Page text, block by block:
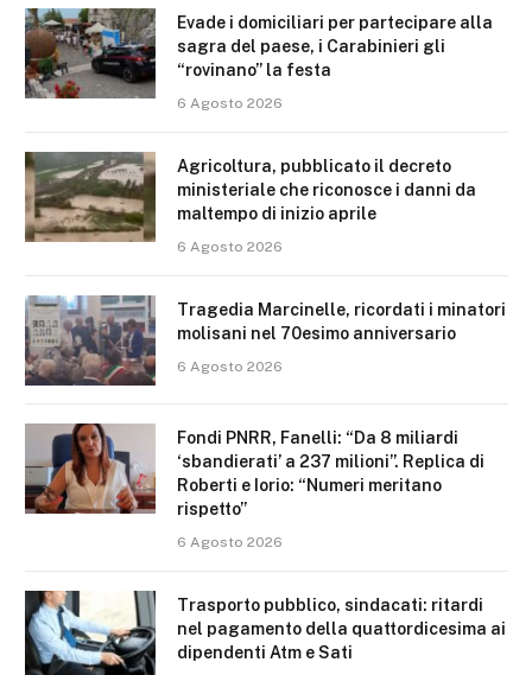
Evade i domiciliari per partecipare alla
sagra del paese, i Carabinieri gli
“rovinano” la festa
6 Agosto 2026
Agricoltura, pubblicato il decreto
ministeriale che riconosce i danni da
maltempo di inizio aprile
6 Agosto 2026
Tragedia Marcinelle, ricordati i minatori
molisani nel 70esimo anniversario
6 Agosto 2026
Fondi PNRR, Fanelli: “Da 8 miliardi
‘sbandierati’ a 237 milioni”. Replica di
Roberti e Iorio: “Numeri meritano
rispetto”
6 Agosto 2026
Trasporto pubblico, sindacati: ritardi
nel pagamento della quattordicesima ai
dipendenti Atm e Sati